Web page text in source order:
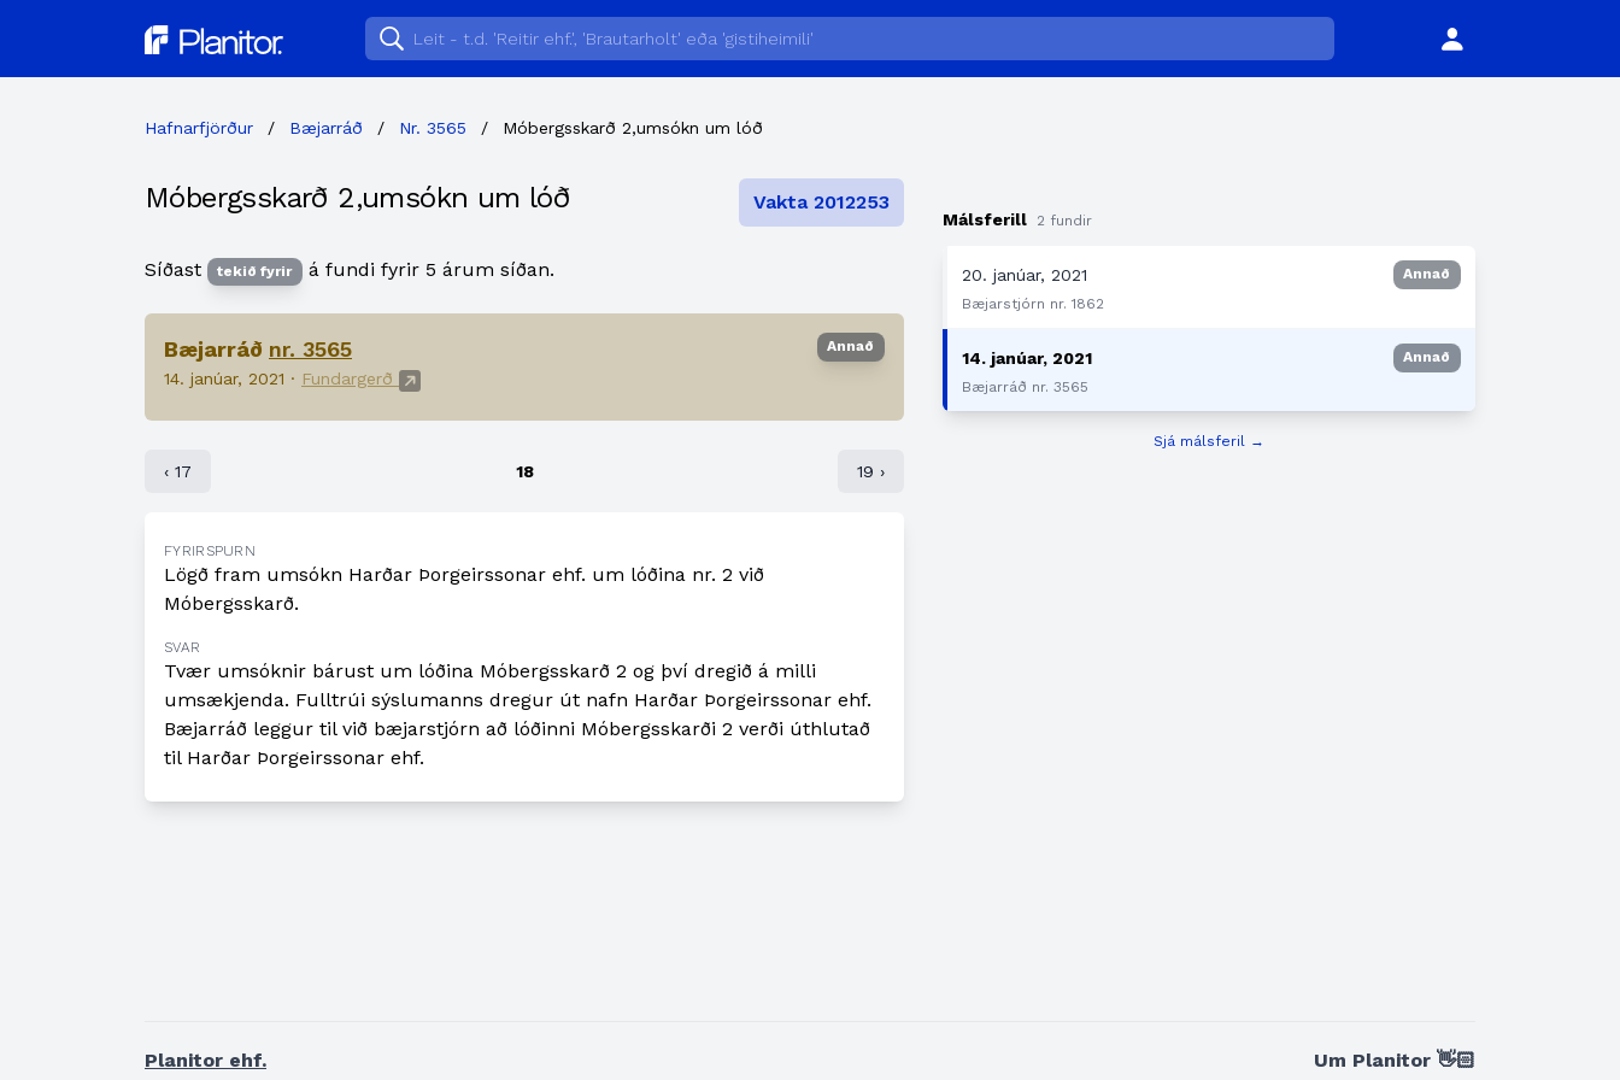
Planitor
Hafnarfjörður / Bæjarráð / Nr. 3565 / Móbergsskarð 2,umsókn um lóð
Móbergsskarð 2,umsókn um lóð Vakta 2012253
Síðast tekið fyrir á fundi fyrir 5 árum síðan.
Bæjarráð nr. 3565
14. janúar, 2021 · Fundargerð
Annað
‹ 17 18 19 ›
FYRIRSPURN
Lögð fram umsókn Harðar Þorgeirssonar ehf. um lóðina nr. 2 við
Móbergsskarð.
SVAR
Tvær umsóknir bárust um lóðina Móbergsskarð 2 og því dregið á milli
umsækjenda. Fulltrúi sýslumanns dregur út nafn Harðar Þorgeirssonar ehf.
Bæjarráð leggur til við bæjarstjórn að lóðinni Móbergsskarði 2 verði úthlutað
til Harðar Þorgeirssonar ehf.
Málsferill 2 fundir
20. janúar, 2021
Annað
Bæjarstjórn nr. 1862
14. janúar, 2021
Annað
Bæjarráð nr. 3565
Sjá málsferil →
Planitor ehf.
Um Planitor 👋🏻